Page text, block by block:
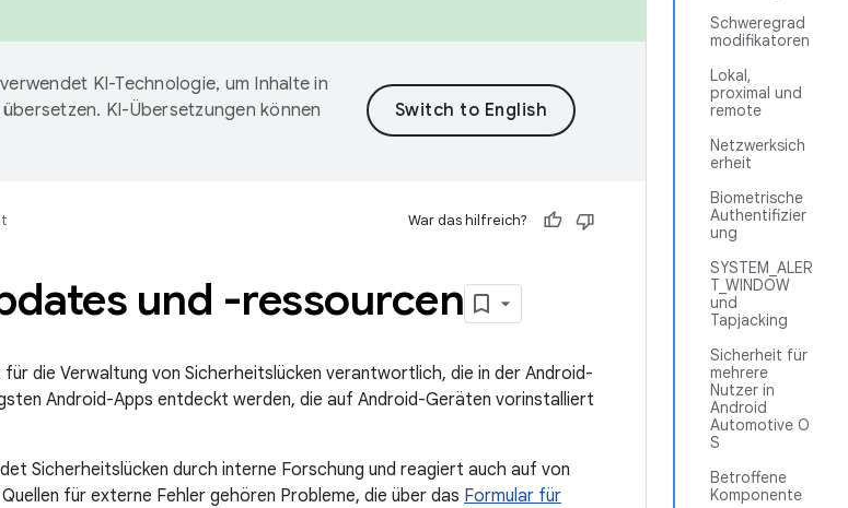
Schweregrad
modifikatoren
Lokal,
proximal und
remote
Netzwerksich
erheit
Biometrische
Authentifizier
ung
SYSTEM_ALER
T_WINDOW
und
Tapjacking
Sicherheit für
mehrere
Nutzer in
Android
Automotive O
S
Betroffene
Komponente
KI-Technologie, um Inhalte in
KI-Übersetzungen können
War das hilfreich?
und -ressourcen
die Verwaltung von Sicherheitslücken verantwortlich, die in der Android-
Android-Apps entdeckt werden, die auf Android-Geräten vorinstalliert
Sicherheitslücken durch interne Forschung und reagiert auch auf von
für externe Fehler gehören Probleme, die über das Formular für